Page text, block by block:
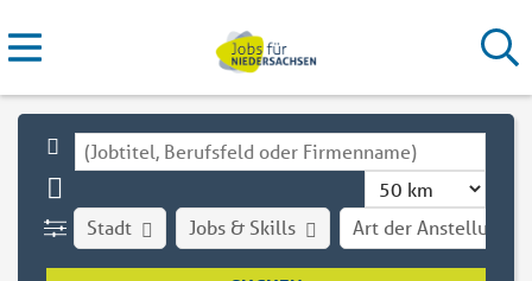
Stadt Art der Anstellung
Jobs & Skills